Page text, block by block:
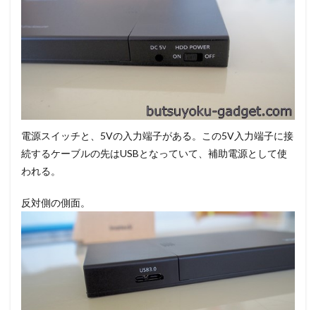
電源スイッチと、5Vの入力端子がある。この5V入力端子に接
続するケーブルの先はUSBとなっていて、補助電源として使
われる。
反対側の側面。